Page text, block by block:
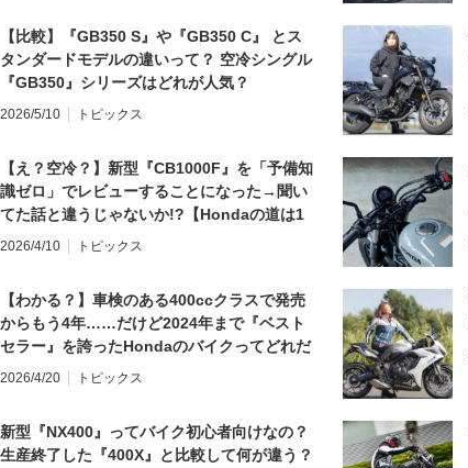
【比較】『GB350 S』や『GB350 C』 とス
タンダードモデルの違いって？ 空冷シングル
『GB350』シリーズはどれが人気？
2026/5/10 トピックス
【え？空冷？】新型『CB1000F』を「予備知
識ゼロ」でレビューすることになった→聞い
てた話と違うじゃないか!?【Hondaの道は1
日にしてならず／CB1000F ①第一印象 編】
2026/4/10 トピックス
【わかる？】車検のある400ccクラスで発売
からもう4年……だけど2024年まで『ベスト
セラー』を誇ったHondaのバイクってどれだ
と思う？
2026/4/20 トピックス
新型『NX400』ってバイク初心者向けなの？
生産終了した『400X』と比較して何が違う？